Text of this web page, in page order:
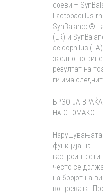
соеви –
Lactobacillus
SynBalance®
(LR) и
acidophilus
заедно во
резултат на
ги има
БРЗО ЈА
НА СТОМАКОТ
функција на
често се
на бројот на
во цревата.